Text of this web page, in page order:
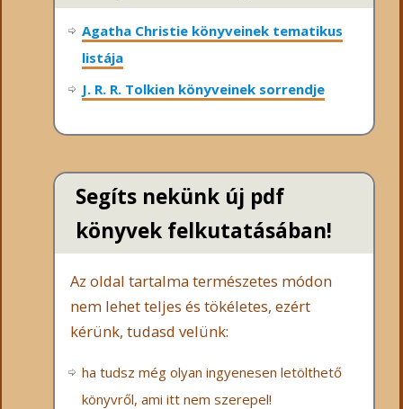
Agatha Christie könyveinek tematikus
listája
J. R. R. Tolkien könyveinek sorrendje
Segíts nekünk új pdf
könyvek felkutatásában!
Az oldal tartalma természetes módon
nem lehet teljes és tökéletes, ezért
kérünk, tudasd velünk:
ha tudsz még olyan ingyenesen letölthető
könyvről, ami itt nem szerepel!